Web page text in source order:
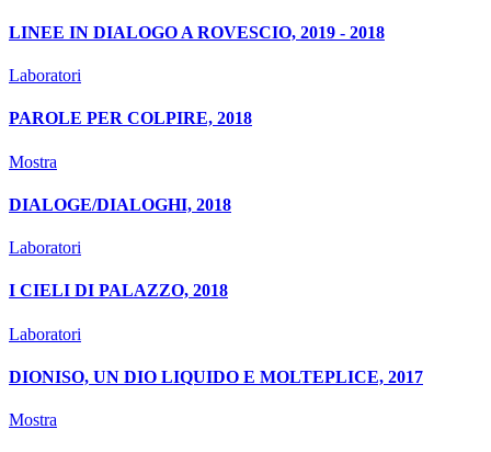
LINEE IN DIALOGO A ROVESCIO, 2019 - 2018
Laboratori
PAROLE PER COLPIRE, 2018
Mostra
DIALOGE/DIALOGHI, 2018
Laboratori
I CIELI DI PALAZZO, 2018
Laboratori
DIONISO, UN DIO LIQUIDO E MOLTEPLICE, 2017
Mostra